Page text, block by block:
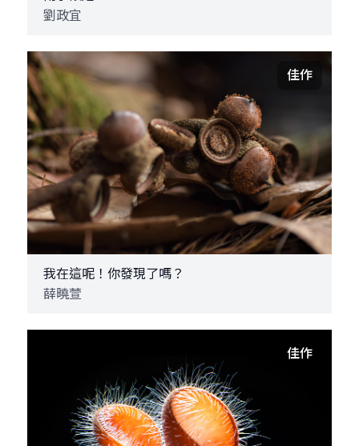
劉政宜
佳作
我在這呢！你發現了嗎？
薛曉萱
佳作